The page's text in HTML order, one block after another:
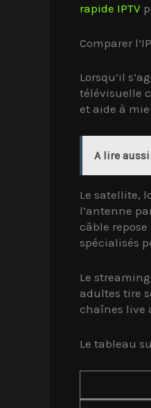
rapide IPTV
Comparer
Lorsqu’il
télévisuelle
et aide à
A lire aussi
Le satellite,
l’antenne
câble
spécialisés
Le
adultes tire
chaînes live
Le tableau